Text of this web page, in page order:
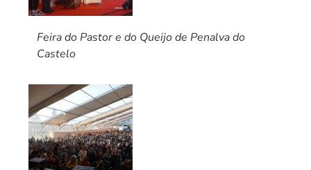
Feira do Pastor e do Queijo de Penalva do
Castelo